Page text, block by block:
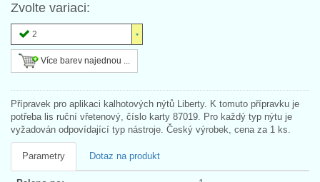
Zvolte variaci:
2
Více barev najednou ...
Přípravek pro aplikaci kalhotových nýtů Liberty. K tomuto přípravku je
potřeba lis ruční vřetenový, číslo karty 87019. Pro každý typ nýtu je
vyžadován odpovídající typ nástroje. Český výrobek, cena za 1 ks.
Parametry Dotaz na produkt